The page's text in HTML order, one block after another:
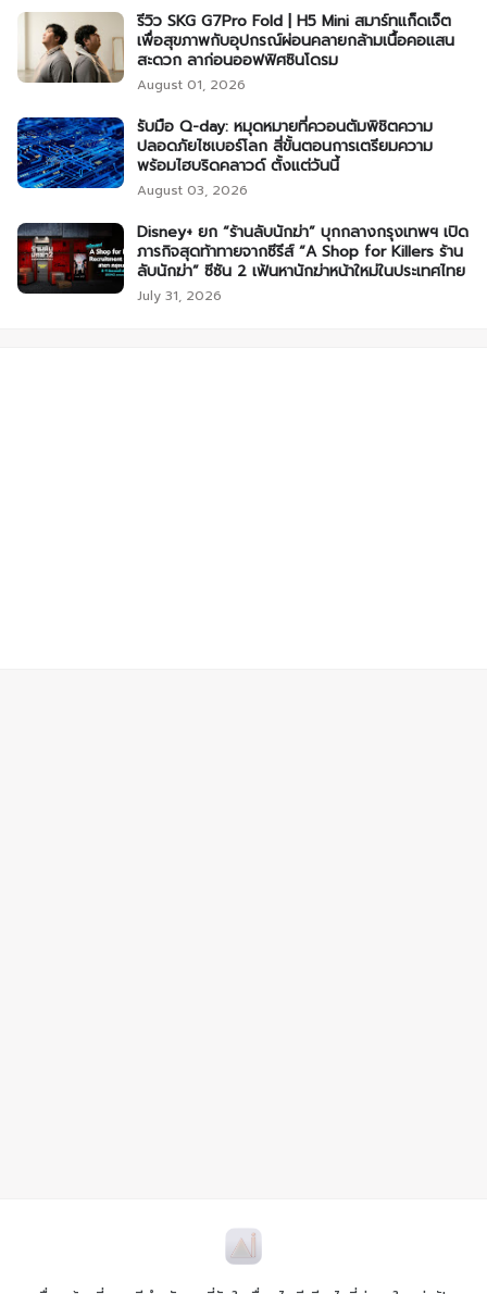
รีวิว SKG G7Pro Fold | H5 Mini สมาร์ทแก็ดเจ็ต
เพื่อสุขภาพกับอุปกรณ์ผ่อนคลายกล้ามเนื้อคอแสน
สะดวก ลาก่อนออฟฟิศซินโดรม
August 01, 2026
รับมือ Q-day: หมุดหมายที่ควอนตัมพิชิตความ
ปลอดภัยไซเบอร์โลก สี่ขั้นตอนการเตรียมความ
พร้อมไฮบริดคลาวด์ ตั้งแต่วันนี้
August 03, 2026
Disney+ ยก “ร้านลับนักฆ่า” บุกกลางกรุงเทพฯ เปิด
ภารกิจสุดท้าทายจากซีรีส์ “A Shop for Killers ร้าน
ลับนักฆ่า” ซีซัน 2 เฟ้นหานักฆ่าหน้าใหม่ในประเทศไทย
July 31, 2026